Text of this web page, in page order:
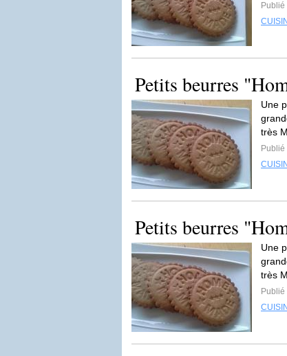
Petits beurres
Une
très
Petits beurres
Une
très